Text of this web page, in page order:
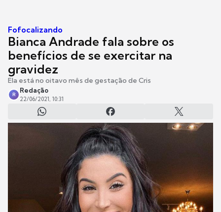
Fofocalizando
Bianca Andrade fala sobre os
benefícios de se exercitar na
gravidez
Ela está no oitavo mês de gestação de Cris
R
Redação
22/06/2021, 10:31